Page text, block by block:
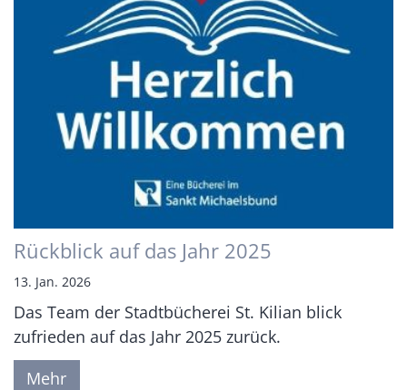
Rückblick auf das Jahr 2025
13. Jan. 2026
Das Team der Stadtbücherei St. Kilian blick
zufrieden auf das Jahr 2025 zurück.
Mehr